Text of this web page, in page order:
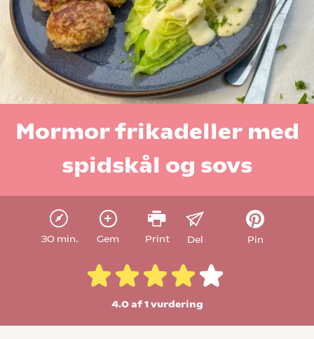
Mormor frikadeller med
spidskål og sovs
30 min. Gem Print Del Pin
4.0 af 1vurdering